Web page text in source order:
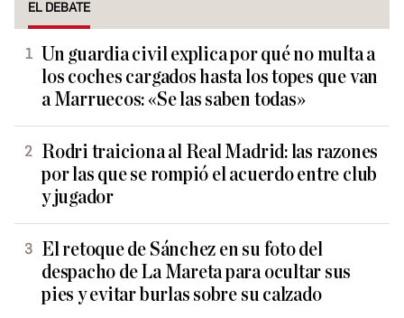
EL DEBATE
Un guardia civil explica por qué no multa a
los coches cargados hasta los topes que van
a Marruecos: «Se las saben todas»
Rodri traiciona al Real Madrid: las razones
por las que se rompió el acuerdo entre club
y jugador
El retoque de Sánchez en su foto del
despacho de La Mareta para ocultar sus
pies y evitar burlas sobre su calzado